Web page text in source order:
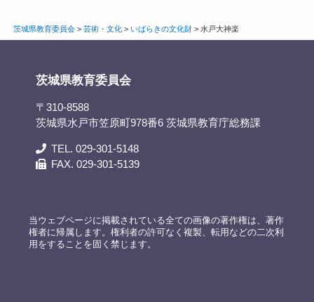
茨城県教育委員会> 芸術・文化> いばらきの文化財> 水戸大神楽
茨城県教育委員会
〒310-8588
茨城県水戸市笠原町978番6 茨城県教育庁総務課
TEL. 029-301-5148
FAX. 029-301-5139
当ウェブページに掲載されている全ての画像の著作権は、著作
権者に帰属します。権利者の許可なく複製、転用などの二次利
用をすることを固く禁じます。